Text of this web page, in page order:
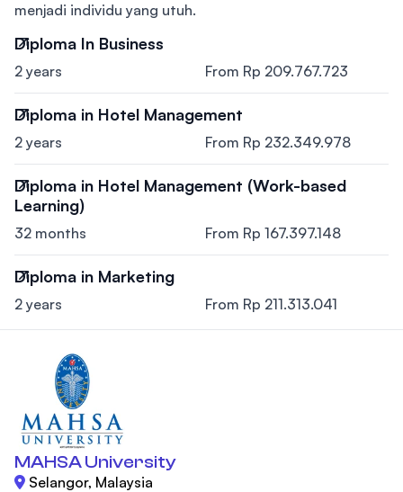
menjadi individu yang utuh.
Diploma In Business
2 years From Rp 209.767.723
Diploma in Hotel Management
2 years From Rp 232.349.978
Diploma in Hotel Management (Work-based
Learning)
32 months From Rp 167.397.148
Diploma in Marketing
2 years From Rp 211.313.041
MAHSA University
Selangor, Malaysia